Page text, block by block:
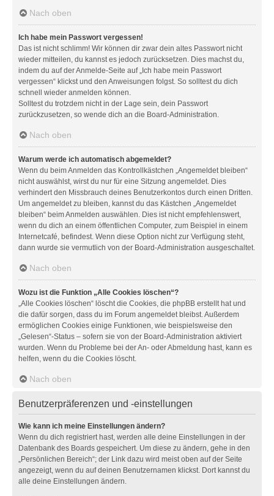
Nach oben
Ich habe mein Passwort vergessen!
Das ist nicht schlimm! Wir können dir zwar dein altes Passwort nicht
wieder mitteilen, du kannst es jedoch zurücksetzen. Dies machst du,
indem du auf der Anmelde-Seite auf „Ich habe mein Passwort
vergessen“ klickst und den Anweisungen folgst. So solltest du dich
schnell wieder anmelden können.
Solltest du trotzdem nicht in der Lage sein, dein Passwort
zurückzusetzen, so wende dich an die Board-Administration.
Nach oben
Warum werde ich automatisch abgemeldet?
Wenn du beim Anmelden das Kontrollkästchen „Angemeldet bleiben“
nicht auswählst, wirst du nur für eine Sitzung angemeldet. Dies
verhindert den Missbrauch deines Benutzerkontos durch einen Dritten.
Um angemeldet zu bleiben, kannst du das Kästchen „Angemeldet
bleiben“ beim Anmelden auswählen. Dies ist nicht empfehlenswert,
wenn du dich an einem öffentlichen Computer, zum Beispiel in einem
Internetcafé, befindest. Wenn diese Option nicht zur Verfügung steht,
dann wurde sie vermutlich von der Board-Administration ausgeschaltet.
Nach oben
Wozu ist die Funktion „Alle Cookies löschen“?
„Alle Cookies löschen“ löscht die Cookies, die phpBB erstellt hat und
die dafür sorgen, dass du im Forum angemeldet bleibst. Außerdem
ermöglichen Cookies einige Funktionen, wie beispielsweise den
„Gelesen“-Status – sofern sie von der Board-Administration aktiviert
wurden. Wenn du Probleme bei der An- oder Abmeldung hast, kann es
helfen, wenn du die Cookies löscht.
Nach oben
Benutzerpräferenzen und -einstellungen
Wie kann ich meine Einstellungen ändern?
Wenn du dich registriert hast, werden alle deine Einstellungen in der
Datenbank des Boards gespeichert. Um diese zu ändern, gehe in den
„Persönlichen Bereich“; der Link dazu wird meist oben auf der Seite
angezeigt, wenn du auf deinen Benutzernamen klickst. Dort kannst du
alle deine Einstellungen ändern.